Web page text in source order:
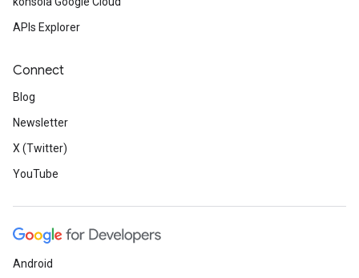
APIs Explorer
Connect
Blog
Newsletter
X (Twitter)
YouTube
Android